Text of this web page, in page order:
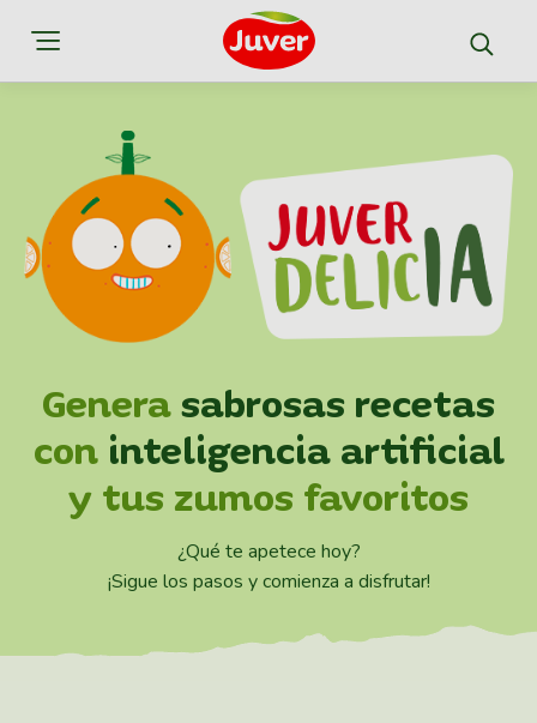
Genera sabrosas recetas
con inteligencia artificial
y tus zumos favoritos
¿Qué te apetece hoy?
¡Sigue los pasos y comienza a disfrutar!